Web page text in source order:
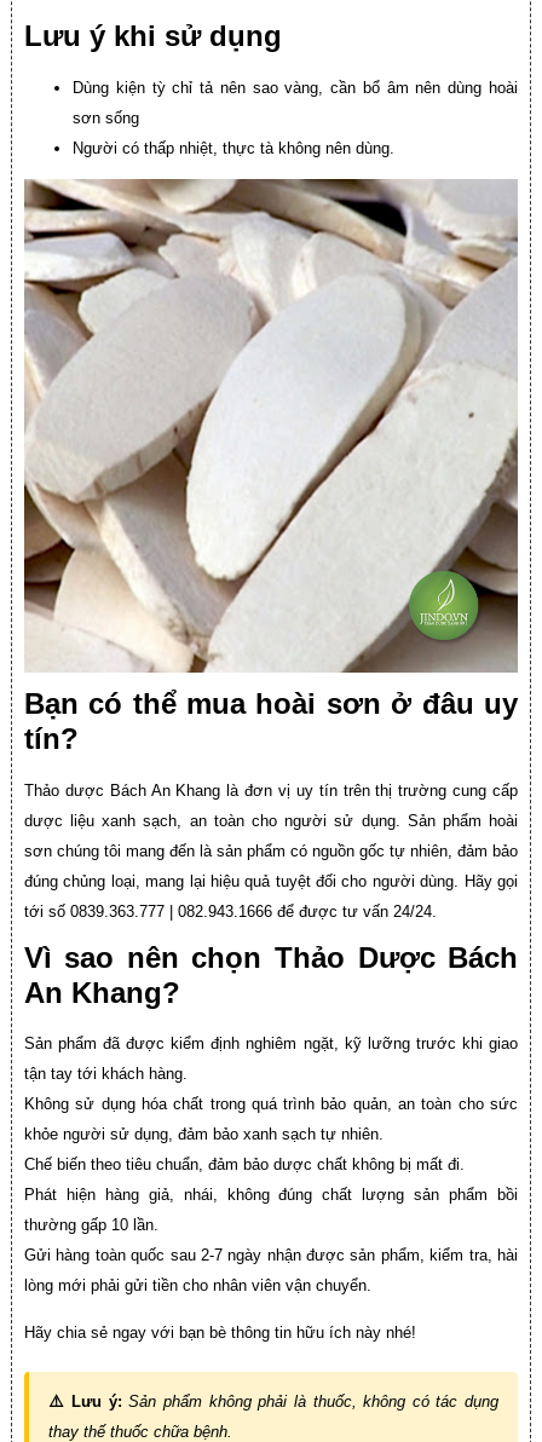
Lưu ý khi sử dụng
Dùng kiện tỳ chỉ tả nên sao vàng, cần bổ âm nên dùng hoài
sơn sống
Người có thấp nhiệt, thực tà không nên dùng.
Bạn có thể mua hoài sơn ở đâu uy
tín?
Thảo dược Bách An Khang là đơn vị uy tín trên thị trường cung cấp
dược liệu xanh sạch, an toàn cho người sử dụng. Sản phẩm hoài
sơn chúng tôi mang đến là sản phẩm có nguồn gốc tự nhiên, đảm bảo
đúng chủng loại, mang lại hiệu quả tuyệt đối cho người dùng. Hãy gọi
tới số 0839.363.777 | 082.943.1666 để được tư vấn 24/24.
Vì sao nên chọn Thảo Dược Bách
An Khang?
Sản phẩm đã được kiểm định nghiêm ngặt, kỹ lưỡng trước khi giao
tận tay tới khách hàng.
Không sử dụng hóa chất trong quá trình bảo quản, an toàn cho sức
khỏe người sử dụng, đảm bảo xanh sạch tự nhiên.
Chế biến theo tiêu chuẩn, đảm bảo dược chất không bị mất đi.
Phát hiện hàng giả, nhái, không đúng chất lượng sản phẩm bồi
thường gấp 10 lần.
Gửi hàng toàn quốc sau 2-7 ngày nhận được sản phẩm, kiểm tra, hài
lòng mới phải gửi tiền cho nhân viên vận chuyển.
Hãy chia sẻ ngay với bạn bè thông tin hữu ích này nhé!
⚠️ Lưu ý: Sản phẩm không phải là thuốc, không có tác dụng
thay thế thuốc chữa bệnh.